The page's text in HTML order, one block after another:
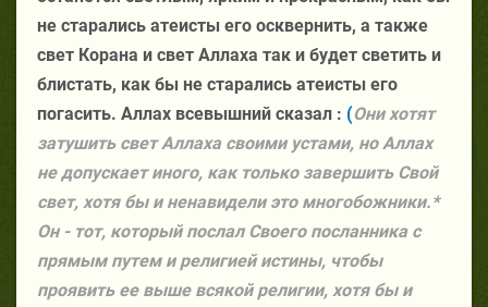
не старались атеисты его осквернить, а также
свет Корана и свет Аллаха так и будет светить и
блистать, как бы не старались атеисты его
погасить. Аллах всевышний сказал : (Они хотят
затушить свет Аллаха своими устами, но Аллах
не допускает иного, как только завершить Свой
свет, хотя бы и ненавидели это многобожники.*
Он - тот, который послал Своего посланника с
прямым путем и религией истины, чтобы
проявить ее выше всякой религии, хотя бы и